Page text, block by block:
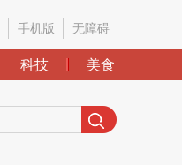
手机版 无障碍
科技 美食